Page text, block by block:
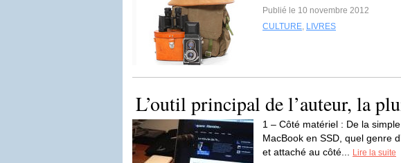
Publié le 10 novembre 2012
CULTURE, LIVRES
L’outil principal de l’auteur, la
1 – Côté matériel : De la
MacBook en SSD, quel genre
et attaché au côté...
Lire la suite